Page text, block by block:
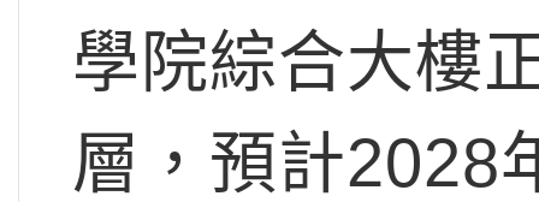
學院綜合大樓
層，預計2028